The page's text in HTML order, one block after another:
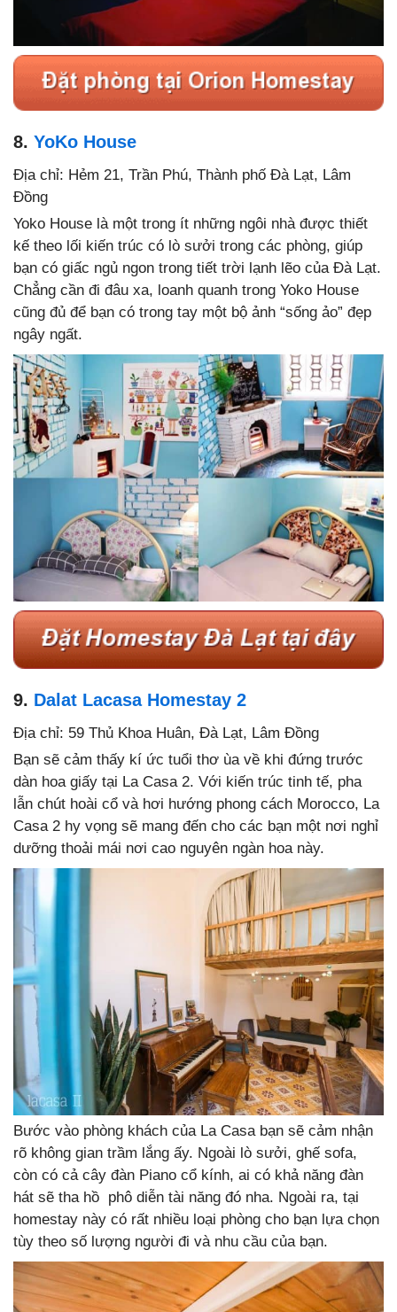
8. YoKo House
Địa chỉ: Hẻm 21, Trần Phú, Thành phố Đà Lạt, Lâm
Đồng
Yoko House là một trong ít những ngôi nhà được thiết
kế theo lối kiến trúc có lò sưởi trong các phòng, giúp
bạn có giấc ngủ ngon trong tiết trời lạnh lẽo của Đà Lạt.
Chẳng cần đi đâu xa, loanh quanh trong Yoko House
cũng đủ để bạn có trong tay một bộ ảnh “sống ảo” đẹp
ngây ngất.
9. Dalat Lacasa Homestay 2
Địa chỉ: 59 Thủ Khoa Huân, Đà Lạt, Lâm Đồng
Bạn sẽ cảm thấy kí ức tuổi thơ ùa về khi đứng trước
dàn hoa giấy tại La Casa 2. Với kiến trúc tinh tế, pha
lẫn chút hoài cổ và hơi hướng phong cách Morocco, La
Casa 2 hy vọng sẽ mang đến cho các bạn một nơi nghỉ
dưỡng thoải mái nơi cao nguyên ngàn hoa này.
Bước vào phòng khách của La Casa bạn sẽ cảm nhận
rõ không gian trầm lắng ấy. Ngoài lò sưởi, ghế sofa,
còn có cả cây đàn Piano cổ kính, ai có khả năng đàn
hát sẽ tha hồ phô diễn tài năng đó nha. Ngoài ra, tại
homestay này có rất nhiều loại phòng cho bạn lựa chọn
tùy theo số lượng người đi và nhu cầu của bạn.